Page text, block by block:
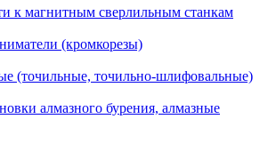
к магнитным сверлильным станкам
(кромкорезы)
(точильные, точильно-шлифовальные)
алмазного бурения, алмазные